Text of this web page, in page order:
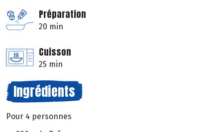
Préparation
20 min
Cuisson
25 min
Ingrédients
Pour 4 personnes